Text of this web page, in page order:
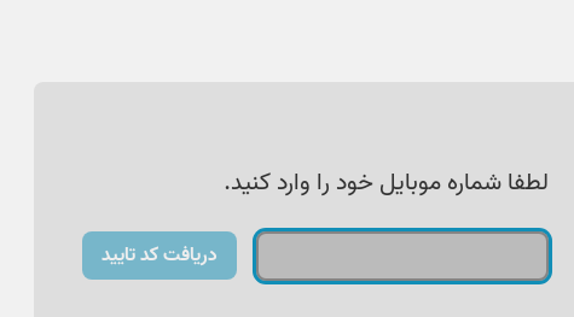
لطفا شماره موبایل خود را وارد کنید.
دریافت کد تایید